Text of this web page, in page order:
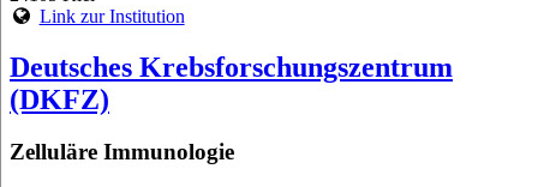
Link zur Institution
Deutsches Krebsforschungszentrum
(DKFZ)
Zelluläre Immunologie